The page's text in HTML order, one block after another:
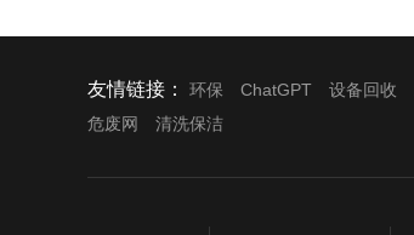
友情链接： 环保 ChatGPT 设备回收
危废网
清洗保洁